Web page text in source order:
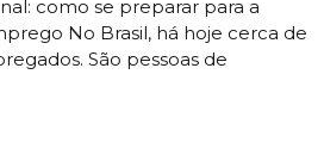
como se preparar para a
No Brasil, há hoje cerca de
São pessoas de